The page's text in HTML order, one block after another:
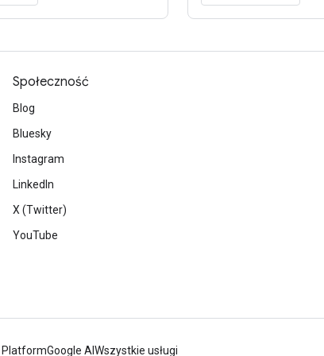
Społeczność
Blog
Bluesky
Instagram
LinkedIn
X (Twitter)
YouTube
PlatformGoogle AI Wszystkie usługi